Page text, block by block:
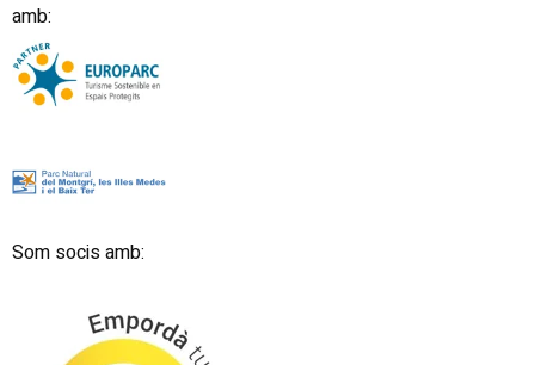
amb:
Som socis amb: